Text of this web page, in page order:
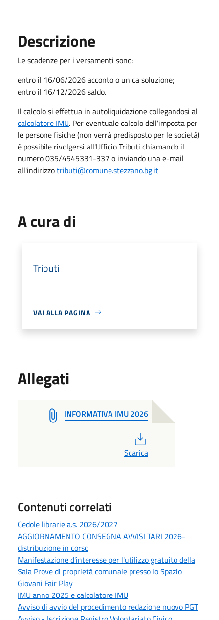
Descrizione
Le scadenze per i versamenti sono:
entro il 16/06/2026 acconto o unica soluzione;
entro il 16/12/2026 saldo.
Il calcolo si effettua in autoliquidazione collegandosi al
calcolatore IMU. Per eventuale calcolo dell’imposta per
le persone fisiche (non verrà predisposto per le società)
è possibile rivolgersi all'Ufficio Tributi chiamando il
numero 035/4545331-337 o inviando una e-mail
all'indirizzotributi@comune.stezzano.bg.it
A cura di
Tributi
VAI ALLA PAGINA
Allegati
INFORMATIVA IMU 2026
Scarica
Contenuti correlati
Cedole librarie a.s. 2026/2027
AGGIORNAMENTO CONSEGNA AVVISI TARI 2026-
distribuzione in corso
Manifestazione d'interesse per l'utilizzo gratuito della
Sala Prove di proprietà comunale presso lo Spazio
Giovani Fair Play
IMU anno 2025 e calcolatore IMU
Avviso di avvio del procedimento redazione nuovo PGT